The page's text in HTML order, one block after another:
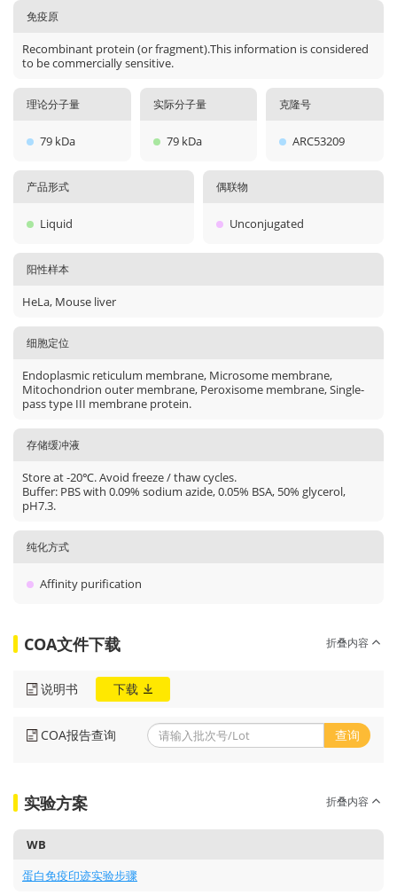
免疫原
Recombinant protein (or fragment).This information is considered
to be commercially sensitive.
理论分子量
79 kDa
实际分子量
79 kDa
克隆号
ARC53209
产品形式
Liquid
偶联物
Unconjugated
阳性样本
HeLa, Mouse liver
细胞定位
Endoplasmic reticulum membrane, Microsome membrane,
Mitochondrion outer membrane, Peroxisome membrane, Single-
pass type III membrane protein.
存储缓冲液
Store at -20℃. Avoid freeze / thaw cycles.
Buffer: PBS with 0.09% sodium azide, 0.05% BSA, 50% glycerol,
pH7.3.
纯化方式
Affinity purification
COA文件下载 折叠内容
说明书 下载
COA报告查询 查询
实验方案 折叠内容
WB
蛋白免疫印迹实验步骤